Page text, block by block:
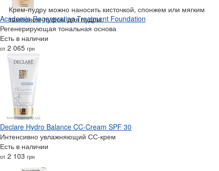
Крем-пудру можно наносить кисточкой, спонжем или мягким
тампоном-пуфом для пудры.
Academie Regenerating Treatment Foundation
Регенерирующая тональная основа
Есть в наличии
от 2 065 грн
Declare Hydro Balance CC-Cream SPF 30
Интенсивно увлажняющий СС-крем
Есть в наличии
от 2 103 грн